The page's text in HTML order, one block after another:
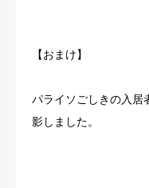
【おまけ】
パライソごしきの入居
影しました。